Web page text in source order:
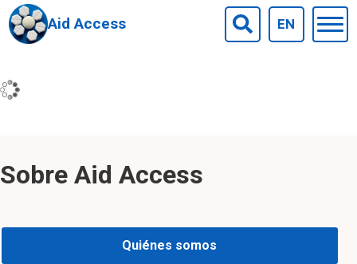
Aid Access
Search
EN
Sobre Aid Access
Quiénes somos